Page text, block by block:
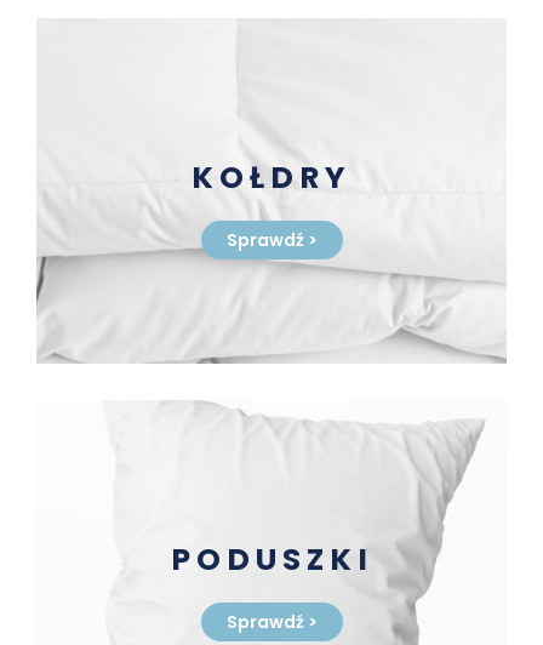
KOŁDRY
Sprawdź >
PODUSZKI
Sprawdź >